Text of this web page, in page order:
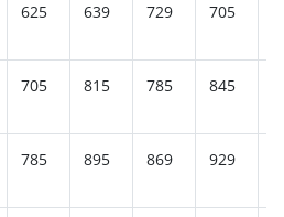
625 639 729 705
705 815 785 845
785 895 869 929